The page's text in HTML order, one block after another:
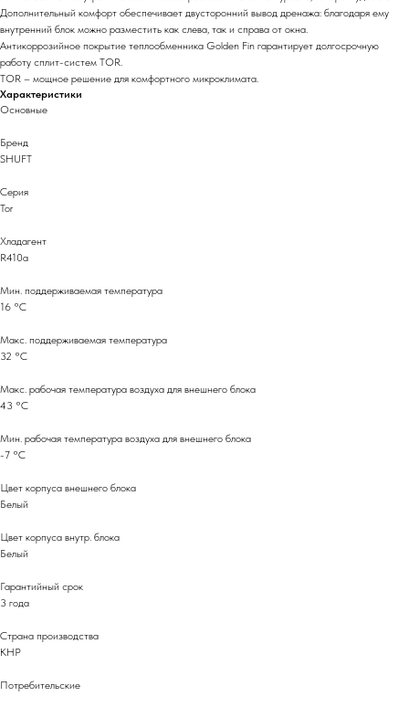
Дополнительный комфорт обеспечивает двусторонний вывод дренажа: благодаря ему
внутренний блок можно разместить как слева, так и справа от окна.
Антикоррозийное покрытие теплообменника Golden Fin гарантирует долгосрочную
работу сплит-систем TOR.
TOR – мощное решение для комфортного микроклимата.
Характеристики
Основные
Бренд
SHUFT
Серия
Tor
Хладагент
R410a
Мин. поддерживаемая температура
16 °С
Макс. поддерживаемая температура
32 °С
Макс. рабочая температура воздуха для внешнего блока
43 °С
Мин. рабочая температура воздуха для внешнего блока
-7 °С
Цвет корпуса внешнего блока
Белый
Цвет корпуса внутр. блока
Белый
Гарантийный срок
3 года
Страна производства
КНР
Потребительские